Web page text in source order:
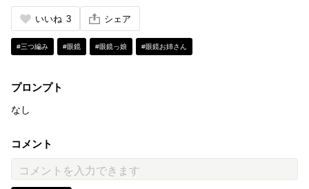
いいね 3 シェア
#三つ編み #眼鏡 #眼鏡っ娘 #眼鏡お姉さん
プロンプト
なし
コメント